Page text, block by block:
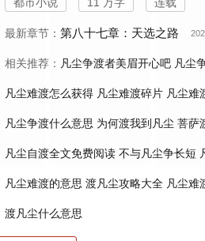
最新章节： 第八十七章：天选之路
相关推荐： 凡尘争渡者美眉开心吧 凡尘
凡尘难渡怎么获得 凡尘难渡碎片 凡尘难
凡尘争渡什么意思 为何渡我到凡尘 菩萨
凡尘自渡全文免费阅读 不与凡尘争长短
凡尘难渡的意思 渡凡尘攻略大全 凡尘难
渡凡尘什么意思